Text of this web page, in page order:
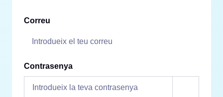
Correu
Contrasenya